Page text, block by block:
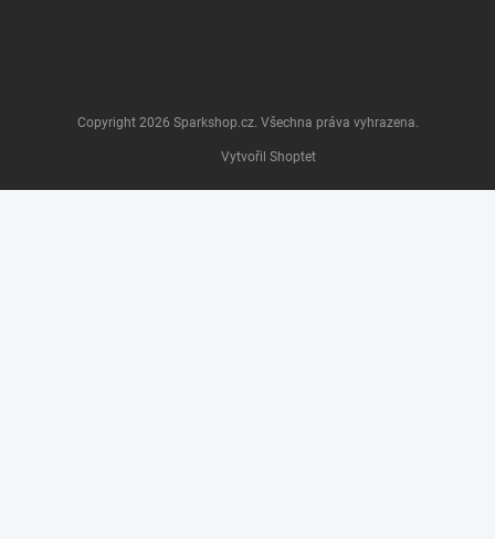
Vytvořil Shoptet
Copyright 2026 Sparkshop.cz. Všechna práva vyhrazena.